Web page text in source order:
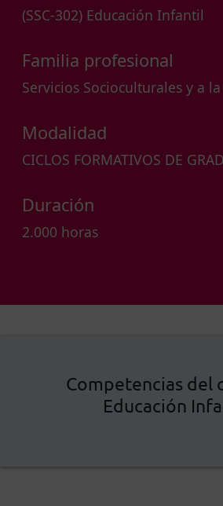
(SSC-302) Educación Infantil
Familia profesional
Servicios Socioculturales y a
Modalidad
CICLOS FORMATIVOS DE
Duración
2.000 horas
Competencias del
Educación